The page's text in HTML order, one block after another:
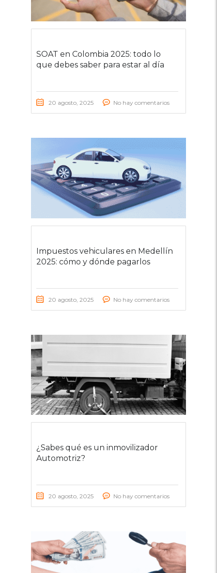
SOAT en Colombia 2025: todo lo
que debes saber para estar al día
20 agosto, 2025 No hay comentarios
Impuestos vehiculares en Medellín
2025: cómo y dónde pagarlos
20 agosto, 2025 No hay comentarios
¿Sabes qué es un inmovilizador
Automotriz?
20 agosto, 2025 No hay comentarios